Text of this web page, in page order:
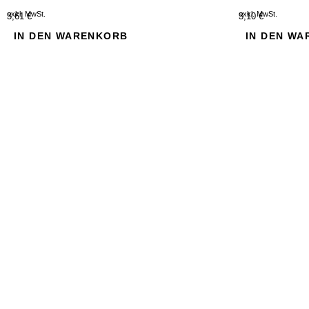
3,61 €
exkl. MwSt.
IN DEN WARENKORB
3,10 €
exkl. MwSt.
IN DEN